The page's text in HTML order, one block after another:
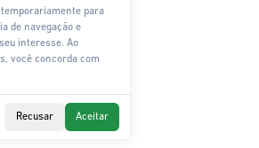
para
de navegação e
interesse. Ao
você concorda com
Recusar Aceitar